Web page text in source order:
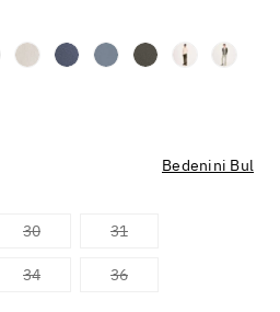
Bedenini Bul
30 31
34 36